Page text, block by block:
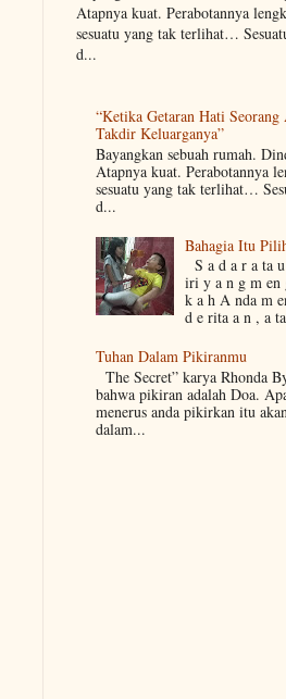
Atapnya kuat. Perabotannya
sesuatu yang tak terlihat…
d...
“Ketika Getaran Hati Seorang
Takdir Keluarganya”
Bayangkan sebuah rumah.
Atapnya kuat. Perabotannya
sesuatu yang tak terlihat…
d...
Bahagia Itu
S a d a r a ta
iri y a n g m en
k a h A nda m
d e rita a n , a
Tuhan Dalam Pikiranmu
The Secret” karya Rhonda
bahwa pikiran adalah Doa.
menerus anda pikirkan itu
dalam...